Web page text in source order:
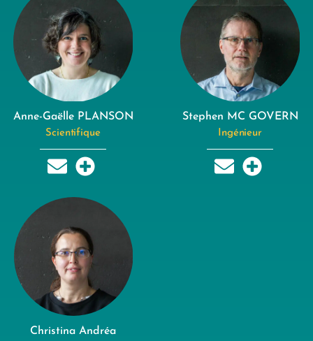
Anne-Gaëlle PLANSON
Scientifique
Stephen MC GOVERN
Ingénieur
Christina Andréa